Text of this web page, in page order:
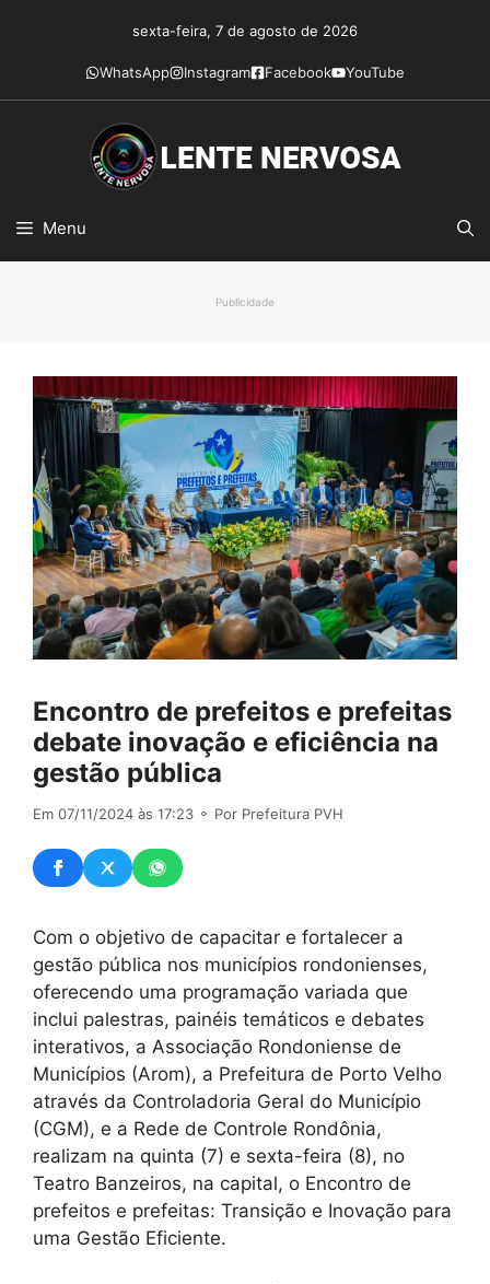
conteúdo
sexta-feira, 7 de agosto de 2026
WhatsApp Instagram Facebook YouTube
Menu
Publicidade
Encontro de prefeitos e prefeitas
debate inovação e eficiência na
gestão pública
Em 07/11/2024 às 17:23 ⚬ Por Prefeitura PVH
Com o objetivo de capacitar e fortalecer a
gestão pública nos municípios rondonienses,
oferecendo uma programação variada que
inclui palestras, painéis temáticos e debates
interativos, a Associação Rondoniense de
Municípios (Arom), a Prefeitura de Porto Velho
através da Controladoria Geral do Município
(CGM), e a Rede de Controle Rondônia,
realizam na quinta (7) e sexta-feira (8), no
Teatro Banzeiros, na capital, o Encontro de
prefeitos e prefeitas: Transição e Inovação para
uma Gestão Eficiente.